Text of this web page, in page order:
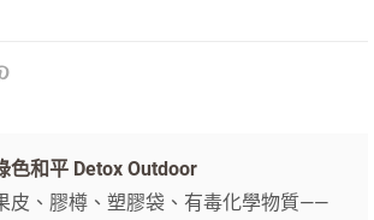
色和平 Detox Outdoor
皮、膠樽、塑膠袋、有毒化學物質——